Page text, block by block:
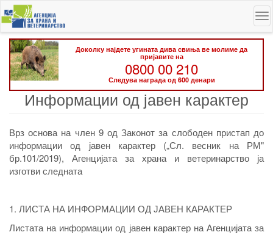
Skip
to
main
content
Доколку најдете угината дива свиња ве молиме да
пријавите на
0800 00 210
Следува награда од 600 денари
Информации од јавен карактер
Врз основа на член 9 од Законот за слободен пристап до
информации од јавен карактер („Сл. весник на РМ"
бр.101/2019), Агенцијата за храна и ветеринарство ја
изготви следната
1. ЛИСТА НА ИНФОРМАЦИИ ОД ЈАВЕН КАРАКТЕР
Листата на информации од јавен карактер на Агенцијата за